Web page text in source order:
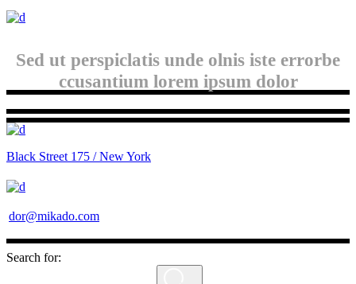
Sed ut perspiclatis unde olnis iste errorbe
ccusantium lorem ipsum dolor
Black Street 175 / New York
dor@mikado.com
Search for: